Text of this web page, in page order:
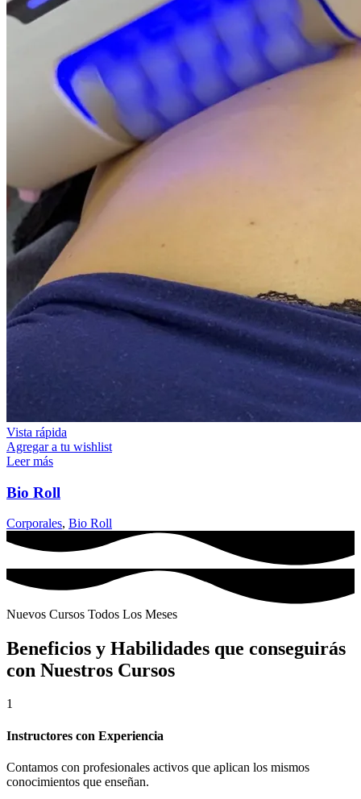
Vista rápida
Agregar a tu wishlist
Leer más
Bio Roll
Corporales, Bio Roll
Nuevos Cursos Todos Los Meses
Beneficios y Habilidades que conseguirás
con Nuestros Cursos
1
Instructores con Experiencia
Contamos con profesionales activos que aplican los mismos
conocimientos que enseñan.